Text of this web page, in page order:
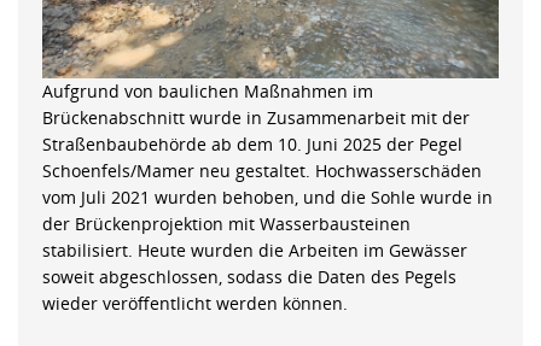
Aufgrund von baulichen Maßnahmen im
Brückenabschnitt wurde in Zusammenarbeit mit der
Straßenbaubehörde ab dem 10. Juni 2025 der Pegel
Schoenfels/Mamer neu gestaltet. Hochwasserschäden
vom Juli 2021 wurden behoben, und die Sohle wurde in
der Brückenprojektion mit Wasserbausteinen
stabilisiert. Heute wurden die Arbeiten im Gewässer
soweit abgeschlossen, sodass die Daten des Pegels
wieder veröffentlicht werden können.